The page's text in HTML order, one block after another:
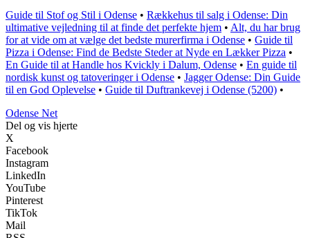
Guide til Stof og Stil i Odense • Rækkehus til salg i Odense: Din
ultimative vejledning til at finde det perfekte hjem • Alt, du har brug
for at vide om at vælge det bedste murerfirma i Odense • Guide til
Pizza i Odense: Find de Bedste Steder at Nyde en Lækker Pizza •
En Guide til at Handle hos Kvickly i Dalum, Odense • En guide til
nordisk kunst og tatoveringer i Odense • Jagger Odense: Din Guide
til en God Oplevelse • Guide til Duftrankevej i Odense (5200) •
Odense Net
Del og vis hjerte
X
Facebook
Instagram
LinkedIn
YouTube
Pinterest
TikTok
Mail